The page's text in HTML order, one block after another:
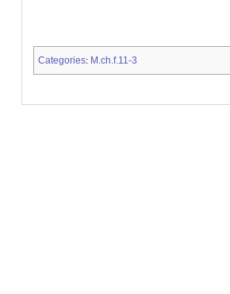
Categories: M.ch.f.11-3